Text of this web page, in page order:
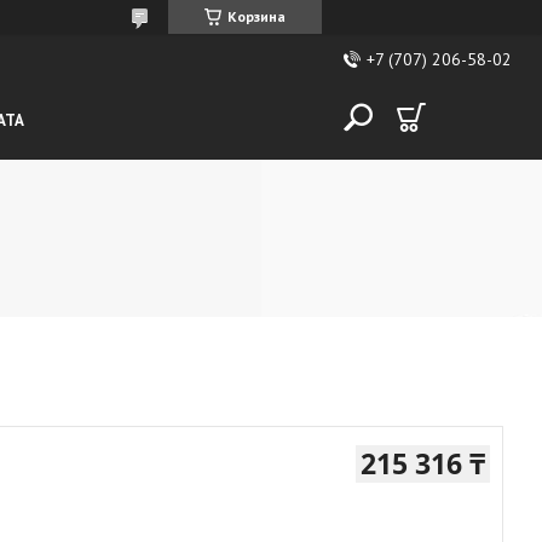
Корзина
+7 (707) 206-58-02
215 316 ₸